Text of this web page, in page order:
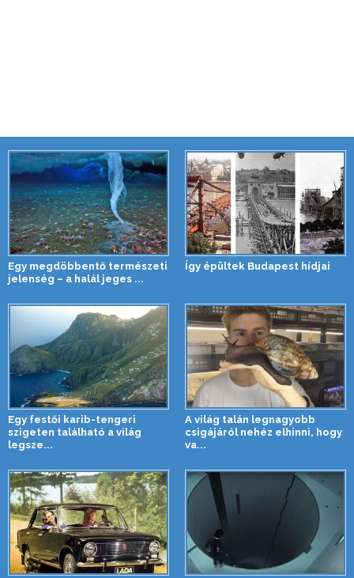
Egy megdöbbentő természeti
jelenség – a halál jeges ...
Így épültek Budapest hídjai
Egy festői karib-tengeri
szigeten található a világ
legsze...
A világ talán legnagyobb
csigájáról nehéz elhinni, hogy
va...